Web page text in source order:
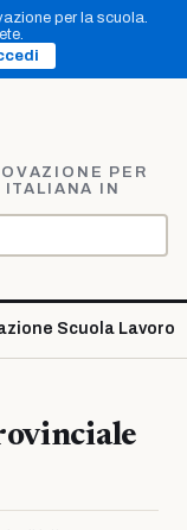
per la scuola.
PER
IN
Scuola Lavoro